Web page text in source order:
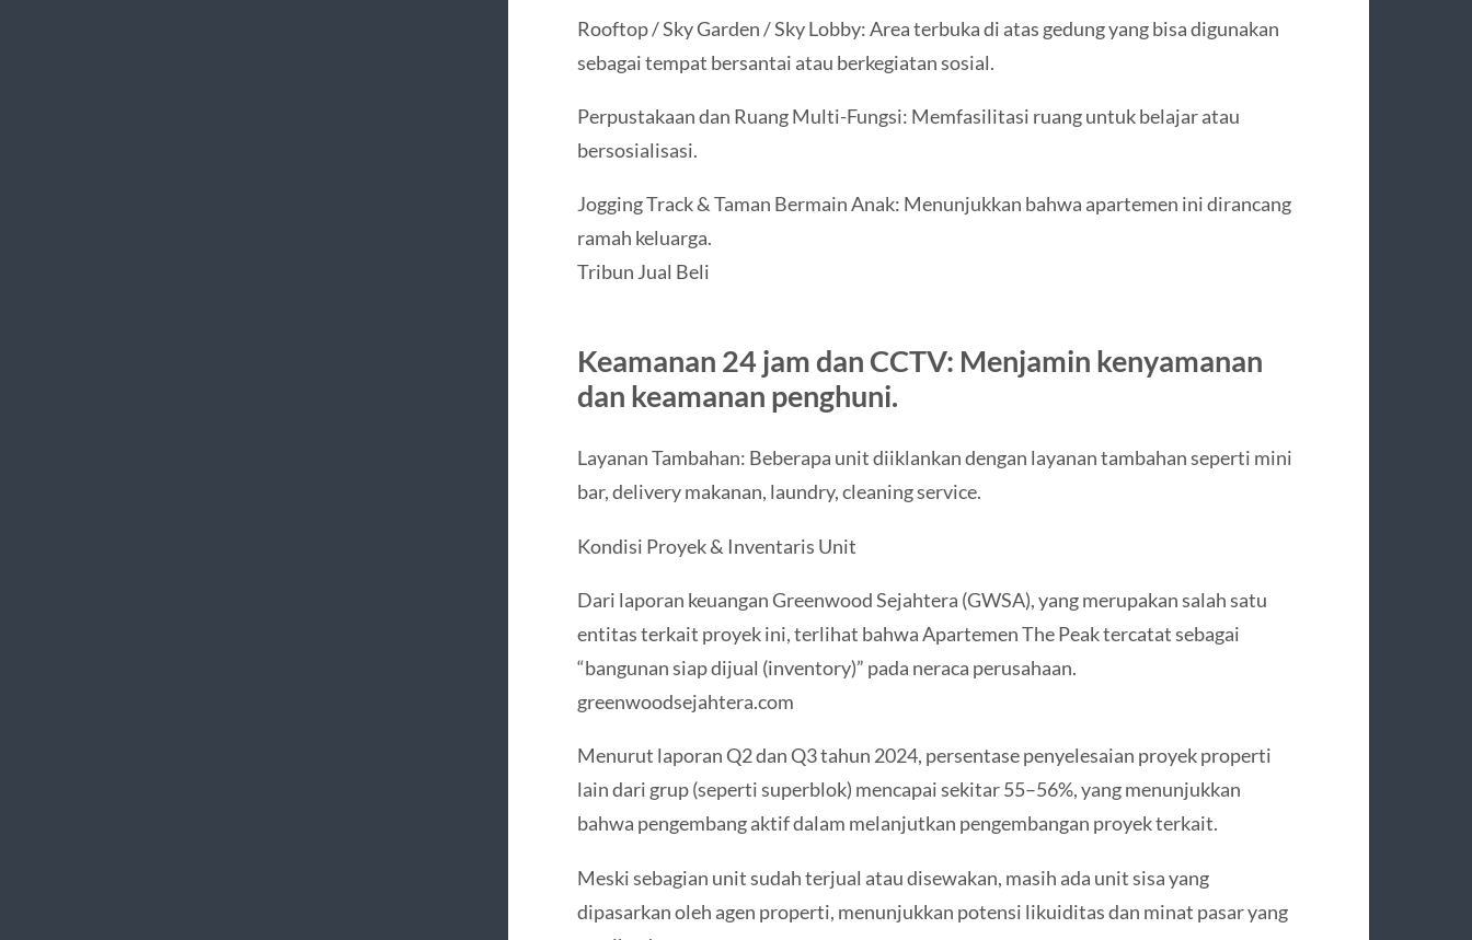
Rooftop / Sky Garden / Sky Lobby: Area terbuka di atas gedung yang bisa digunakan
sebagai tempat bersantai atau berkegiatan sosial.
Perpustakaan dan Ruang Multi-Fungsi: Memfasilitasi ruang untuk belajar atau
bersosialisasi.
Jogging Track & Taman Bermain Anak: Menunjukkan bahwa apartemen ini dirancang
ramah keluarga.
Tribun Jual Beli
Keamanan 24 jam dan CCTV: Menjamin kenyamanan
dan keamanan penghuni.
Layanan Tambahan: Beberapa unit diiklankan dengan layanan tambahan seperti mini
bar, delivery makanan, laundry, cleaning service.
Kondisi Proyek & Inventaris Unit
Dari laporan keuangan Greenwood Sejahtera (GWSA), yang merupakan salah satu
entitas terkait proyek ini, terlihat bahwa Apartemen The Peak tercatat sebagai
“bangunan siap dijual (inventory)” pada neraca perusahaan.
greenwoodsejahtera.com
Menurut laporan Q2 dan Q3 tahun 2024, persentase penyelesaian proyek properti
lain dari grup (seperti superblok) mencapai sekitar 55–56%, yang menunjukkan
bahwa pengembang aktif dalam melanjutkan pengembangan proyek terkait.
Meski sebagian unit sudah terjual atau disewakan, masih ada unit sisa yang
dipasarkan oleh agen properti, menunjukkan potensi likuiditas dan minat pasar yang